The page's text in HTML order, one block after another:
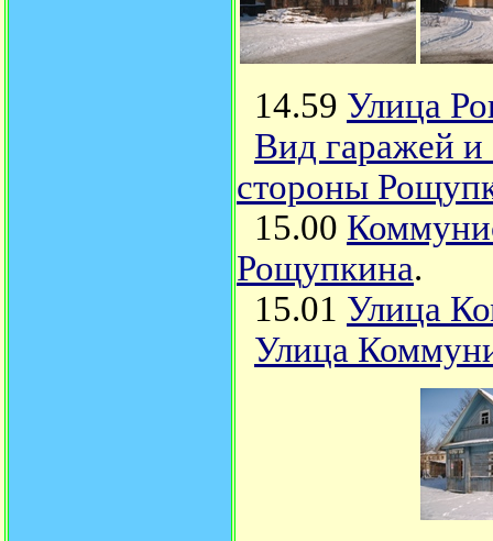
14.59 Улица
Вид гаражей и
стороны
15.00
Рощупкина.
15.01 Улица
Улица